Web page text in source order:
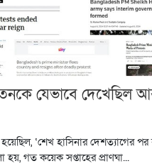
যেভাবে দেখেছিল
‘শেখ হাসিনার দেশত্যাগের পর
হয়, গত কয়েক সপ্তাহের প্রাণঘা...